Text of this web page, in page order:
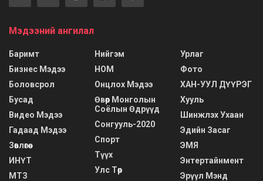
Мэдээний ангилал
Баримт
Бизнес Мэдээ
Боловсрол
Бусад
Видео Мэдээ
Гадаад Мэдээ
Зөвлөгөө
ИНҮТ
МТЗ
Нийгэм
НОМ
Онцлох Мэдээ
Өвөр Монголын
Соёлын Өдрүүд
Сонгууль-2020
Спорт
Түүх
Улс Төр
Урлаг
Фото
ХАН-УУЛ ДҮҮРЭГ
Хууль
Шинжлэх Ухаан
Эдийн Засаг
ЭМЯ
Энтертайнмент
Эрүүл Мэнд